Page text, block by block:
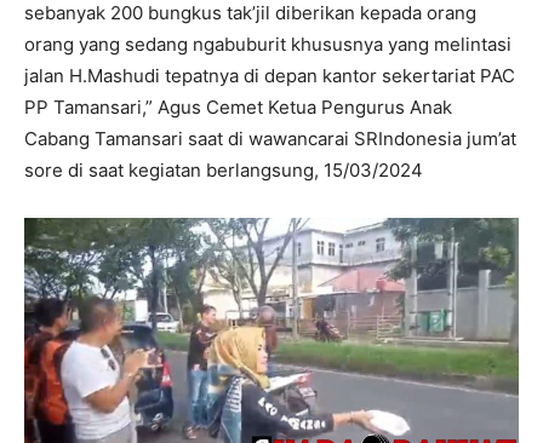
sebanyak 200 bungkus tak’jil diberikan kepada orang
orang yang sedang ngabuburit khususnya yang melintasi
jalan H.Mashudi tepatnya di depan kantor sekertariat PAC
PP Tamansari,” Agus Cemet Ketua Pengurus Anak
Cabang Tamansari saat di wawancarai SRIndonesia jum’at
sore di saat kegiatan berlangsung, 15/03/2024